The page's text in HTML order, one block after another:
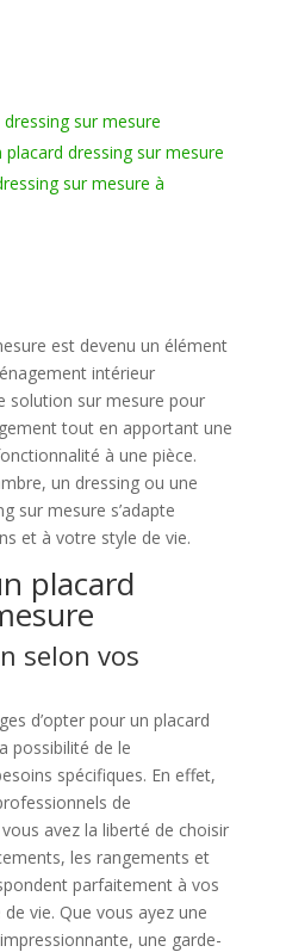
dressing sur mesure
placard dressing sur mesure
sur mesure à
est devenu un élément
intérieur
solution sur mesure pour
tout en apportant une
à une pièce.
un dressing ou une
sur mesure s’adapte
et à votre style de vie.
placard
selon vos
d’opter pour un placard
possibilité de le
spécifiques. En effet,
de
avez la liberté de choisir
les rangements et
parfaitement à vos
vie. Que vous ayez une
une garde-